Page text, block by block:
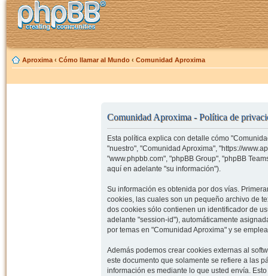
Aproxima ‹ Cómo llamar al Mundo ‹ Comunidad Aproxima
Comunidad Aproxima - Política de
Esta política explica con detalle cómo
"nuestro", "Comunidad Aproxima", "https://
"www.phpbb.com", "phpBB Group", "phpBB
aquí en adelante "su información").
Su información es obtenida por dos vías.
cookies, las cuales son un pequeño archivo de
dos cookies sólo contienen un identificador de
adelante "session-id"), automáticamente
por temas en "Comunidad Aproxima" y se
Además podemos crear cookies externas al
este documento que solamente se refiere a las
información es mediante lo que usted envía.